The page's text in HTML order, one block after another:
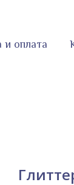
оплата